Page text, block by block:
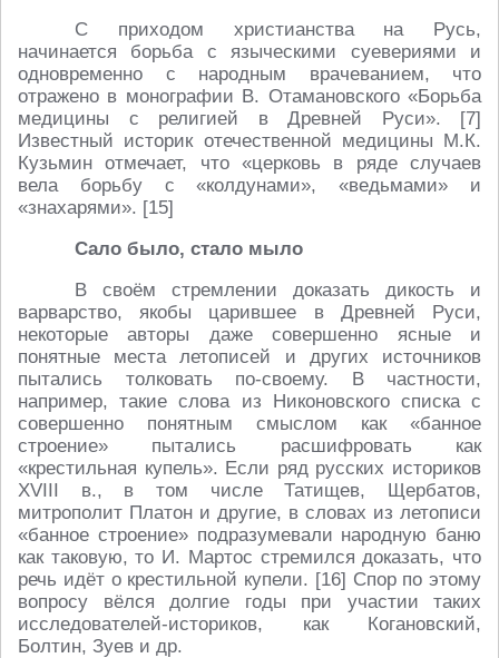
С приходом христианства на Русь,
начинается борьба с языческими суевериями и
одновременно с народным врачеванием, что
отражено в монографии В. Отамановского «Борьба
медицины с религией в Древней Руси». [7]
Известный историк отечественной медицины М.К.
Кузьмин отмечает, что «церковь в ряде случаев
вела борьбу с «колдунами», «ведьмами» и
«знахарями». [15]
Сало было, стало мыло
В своём стремлении доказать дикость и
варварство, якобы царившее в Древней Руси,
некоторые авторы даже совершенно ясные и
понятные места летописей и других источников
пытались толковать по-своему. В частности,
например, такие слова из Никоновского списка с
совершенно понятным смыслом как «банное
строение» пытались расшифровать как
«крестильная купель». Если ряд русских историков
XVIII в., в том числе Татищев, Щербатов,
митрополит Платон и другие, в словах из летописи
«банное строение» подразумевали народную баню
как таковую, то И. Мартос стремился доказать, что
речь идёт о крестильной купели. [16] Спор по этому
вопросу вёлся долгие годы при участии таких
исследователей-историков, как Когановский,
Болтин, Зуев и др.